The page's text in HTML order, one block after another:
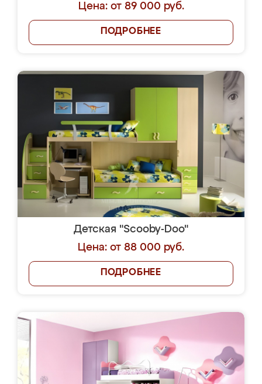
Цена: от 89 000 руб.
ПОДРОБНЕЕ
Детская "Scooby-Doo"
Цена: от 88 000 руб.
ПОДРОБНЕЕ